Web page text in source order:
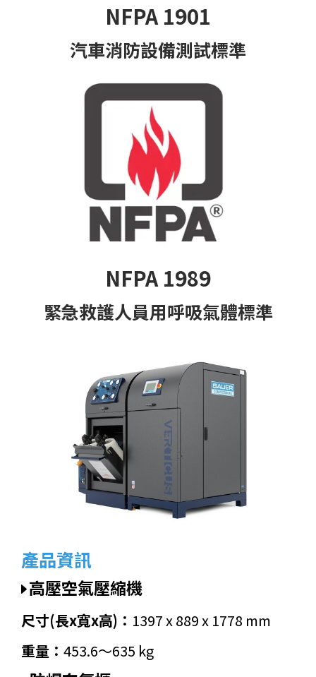
NFPA 1901
汽車消防設備測試標準
NFPA 1989
緊急救護人員用呼吸氣體標準
產品資訊
高壓空氣壓縮機
尺寸(長x寬x高)： 1397 x 889 x 1778 mm
重量： 453.6～635 kg